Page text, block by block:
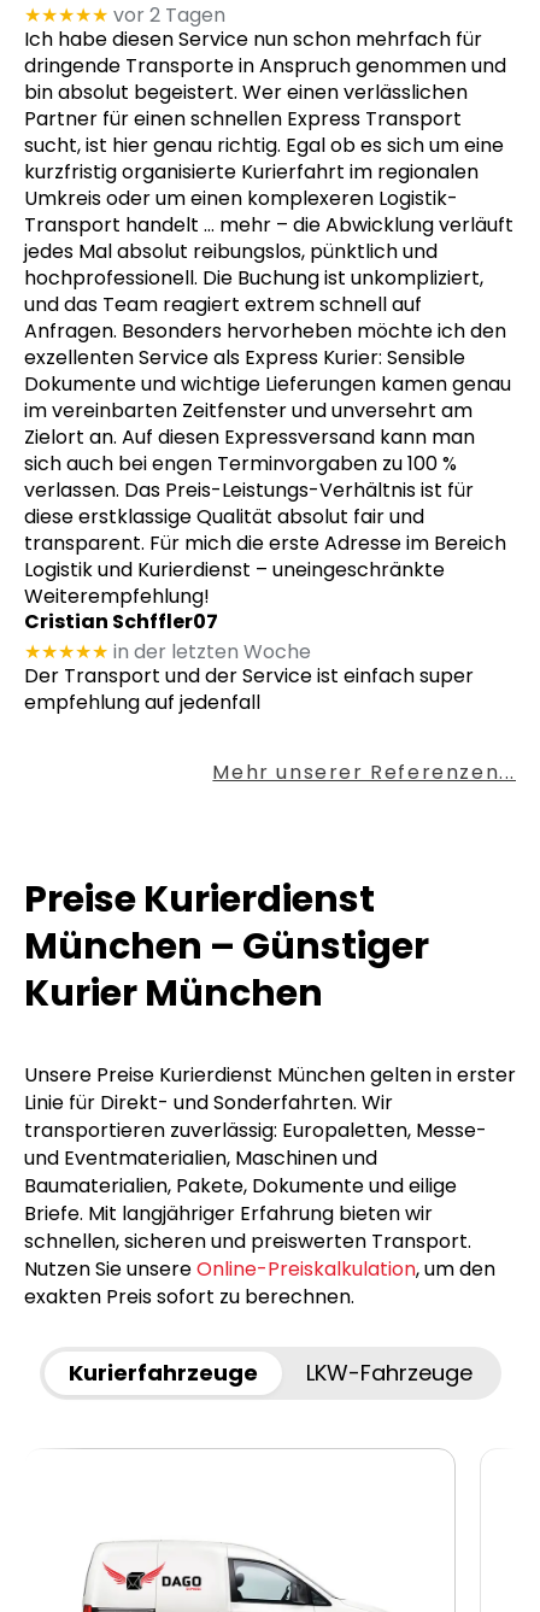
★★★★★ vor 2 Tagen
Ich habe diesen Service nun schon mehrfach für
dringende Transporte in Anspruch genommen und
bin absolut begeistert. Wer einen verlässlichen
Partner für einen schnellen Express Transport
sucht, ist hier genau richtig. Egal ob es sich um eine
kurzfristig organisierte Kurierfahrt im regionalen
Umkreis oder um einen komplexeren Logistik-
Transport handelt … mehr – die Abwicklung verläuft
jedes Mal absolut reibungslos, pünktlich und
hochprofessionell. Die Buchung ist unkompliziert,
und das Team reagiert extrem schnell auf
Anfragen. Besonders hervorheben möchte ich den
exzellenten Service als Express Kurier: Sensible
Dokumente und wichtige Lieferungen kamen genau
im vereinbarten Zeitfenster und unversehrt am
Zielort an. Auf diesen Expressversand kann man
sich auch bei engen Terminvorgaben zu 100 %
verlassen. Das Preis-Leistungs-Verhältnis ist für
diese erstklassige Qualität absolut fair und
transparent. Für mich die erste Adresse im Bereich
Logistik und Kurierdienst – uneingeschränkte
Weiterempfehlung!
Cristian Schffler07
★★★★★ in der letzten Woche
Der Transport und der Service ist einfach super
empfehlung auf jedenfall
Mehr unserer Referenzen...
Preise Kurierdienst
München – Günstiger
Kurier München
Unsere Preise Kurierdienst München gelten in erster
Linie für Direkt- und Sonderfahrten. Wir
transportieren zuverlässig: Europaletten, Messe-
und Eventmaterialien, Maschinen und
Baumaterialien, Pakete, Dokumente und eilige
Briefe. Mit langjähriger Erfahrung bieten wir
schnellen, sicheren und preiswerten Transport.
Nutzen Sie unsereOnline-Preiskalkulation, um den
exakten Preis sofort zu berechnen.
Kurierfahrzeuge LKW-Fahrzeuge